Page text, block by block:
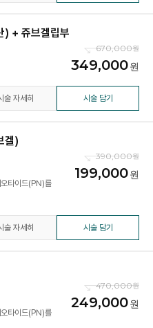
+ 쥬브겔립부
670,000
349,000
술 자세히 시술 담기
겔)
타이드(PN)를
390,000
199,000
술 자세히 시술 담기
타이드(PN)를
470,000
249,000